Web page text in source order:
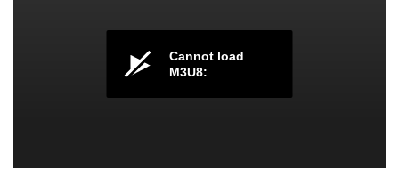
Cannot load
M3U8: